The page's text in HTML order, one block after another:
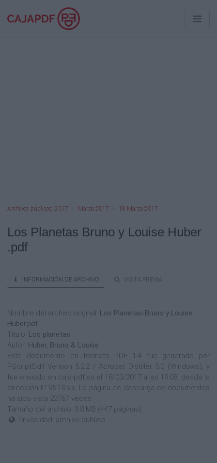
Archivos públicos: 2017 Marzo 2017 18 Marzo 2017
Los Planetas Bruno y Louise Huber
.pdf
INFORMACIÓN DE ARCHIVO VISTA PREVIA
Nombre del archivo original: Los Planetas-Bruno y Louise
Huber.pdf
Título: Los planetas
Autor: Huber, Bruno & Louise
Este documento en formato PDF 1.4 fue generado por
PScript5.dll Version 5.2.2 / Acrobat Distiller 5.0 (Windows), y
fue enviado en caja-pdf.es el 18/03/2017 a las 19:08, desde la
dirección IP 95.19.x.x. La página de descarga de documentos
ha sido vista 22767 veces.
Tamaño del archivo: 3.8 MB (447 páginas).
Privacidad: archivo público